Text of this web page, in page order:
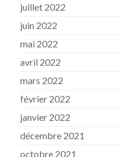
juillet 2022
juin 2022
mai 2022
avril 2022
mars 2022
février 2022
janvier 2022
décembre 2021
octobre 2021